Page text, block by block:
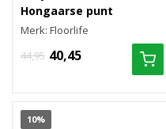
Hongaarse punt
Merk: Floorlife
44,95 40,45
10%